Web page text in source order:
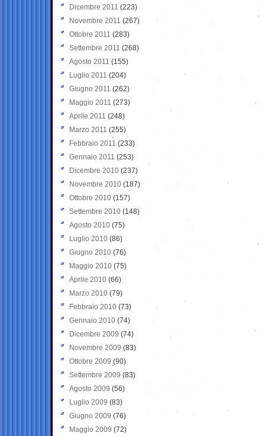
Dicembre 2011 (223)
Novembre 2011 (267)
Ottobre 2011 (283)
Settembre 2011 (268)
Agosto 2011 (155)
Luglio 2011 (204)
Giugno 2011 (262)
Maggio 2011 (273)
Aprile 2011 (248)
Marzo 2011 (255)
Febbraio 2011 (233)
Gennaio 2011 (253)
Dicembre 2010 (237)
Novembre 2010 (187)
Ottobre 2010 (157)
Settembre 2010 (148)
Agosto 2010 (75)
Luglio 2010 (86)
Giugno 2010 (76)
Maggio 2010 (75)
Aprile 2010 (66)
Marzo 2010 (79)
Febbraio 2010 (73)
Gennaio 2010 (74)
Dicembre 2009 (74)
Novembre 2009 (83)
Ottobre 2009 (90)
Settembre 2009 (83)
Agosto 2009 (56)
Luglio 2009 (83)
Giugno 2009 (76)
Maggio 2009 (72)